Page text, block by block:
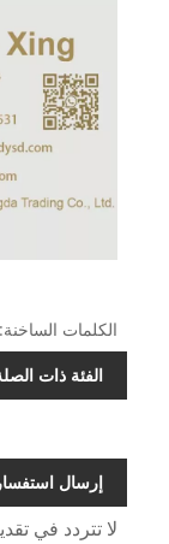
الكلمات
الفئة ذات
إرسال استفسار
لا تتردد في